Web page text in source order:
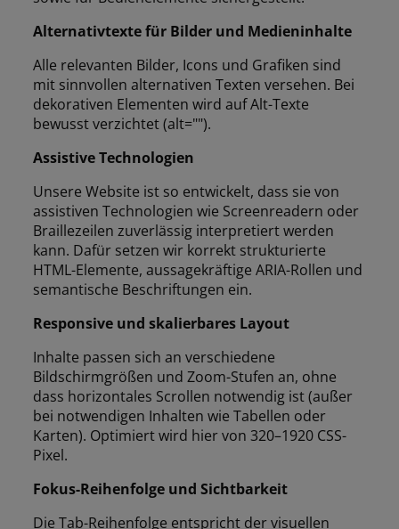
Alternativtexte für Bilder und Medieninhalte
Alle relevanten Bilder, Icons und Grafiken sind
mit sinnvollen alternativen Texten versehen. Bei
dekorativen Elementen wird auf Alt-Texte
bewusst verzichtet (alt="").
Assistive Technologien
Unsere Website ist so entwickelt, dass sie von
assistiven Technologien wie Screenreadern oder
Braillezeilen zuverlässig interpretiert werden
kann. Dafür setzen wir korrekt strukturierte
HTML-Elemente, aussagekräftige ARIA-Rollen und
semantische Beschriftungen ein.
Responsive und skalierbares Layout
Inhalte passen sich an verschiedene
Bildschirmgrößen und Zoom-Stufen an, ohne
dass horizontales Scrollen notwendig ist (außer
bei notwendigen Inhalten wie Tabellen oder
Karten). Optimiert wird hier von 320–1920 CSS-
Pixel.
Fokus-Reihenfolge und Sichtbarkeit
Die Tab-Reihenfolge entspricht der visuellen